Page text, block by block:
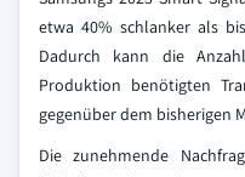
etwa 40% schlanker als
Dadurch kann die
Produktion benötigten
gegenüber dem bisherigen
Die zunehmende